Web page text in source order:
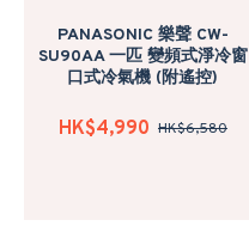
PANASONIC 樂聲 CW-
SU90AA 一匹 變頻式淨冷窗
口式冷氣機 (附遙控)
HK$4,990 HK$6,580